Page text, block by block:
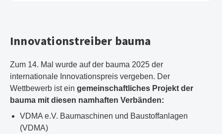
Innovationstreiber bauma
Zum 14. Mal wurde auf der bauma 2025 der
internationale Innovationspreis vergeben. Der
Wettbewerb ist ein gemeinschaftliches Projekt der
bauma mit diesen namhaften Verbänden:
VDMA e.V. Baumaschinen und Baustoffanlagen
(VDMA)